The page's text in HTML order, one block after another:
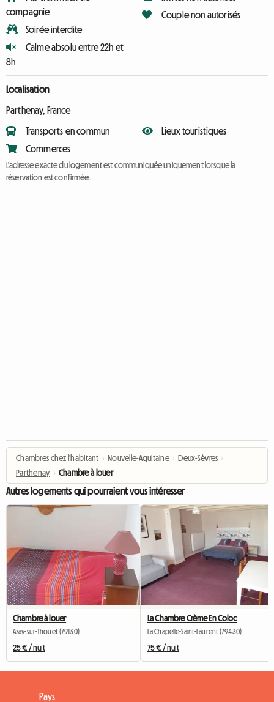
compagnie
Soirée interdite
Calme absolu entre 22h et
8h
Couple non autorisés
Localisation
Parthenay, France
Transports en commun
Commerces
Lieux touristiques
L'adresse exacte du logement est communiquée uniquement lorsque la
réservation est confirmée.
Chambres chez l'habitant › Nouvelle-Aquitaine › Deux-Sèvres ›
Parthenay › Chambre à louer
Autres logements qui pourraient vous intéresser
Chambre à louer
Azay-sur-Thouet (79130)
25 € / nuit
La Chambre Crème En Coloc
La Chapelle-Saint-Laurent (79430)
75 € / nuit
Pays